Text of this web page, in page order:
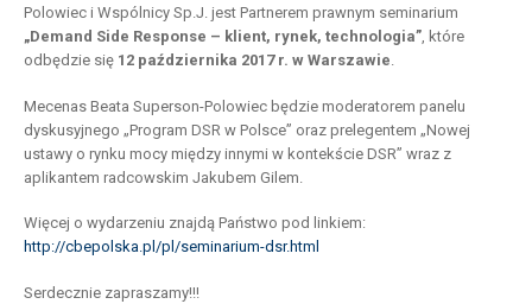
Polowiec i Wspólnicy Sp.J. jest Partnerem prawnym seminarium
„Demand Side Response – klient, rynek, technologia”, które
odbędzie się 12 października 2017 r. w Warszawie.
Mecenas Beata Superson-Polowiec będzie moderatorem panelu
dyskusyjnego „Program DSR w Polsce” oraz prelegentem „Nowej
ustawy o rynku mocy między innymi w kontekście DSR” wraz z
aplikantem radcowskim Jakubem Gilem.
Więcej o wydarzeniu znajdą Państwo pod linkiem:
http://cbepolska.pl/pl/seminarium-dsr.html
Serdecznie zapraszamy!!!